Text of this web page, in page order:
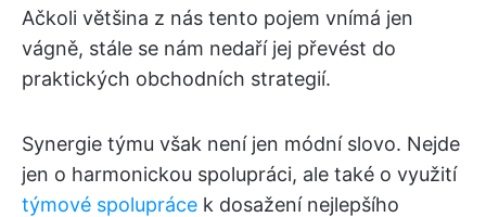
Ačkoli většina z nás tento pojem vnímá jen
vágně, stále se nám nedaří jej převést do
praktických obchodních strategií.
Synergie týmu však není jen módní slovo. Nejde
jen o harmonickou spolupráci, ale také o využití
týmové spolupráce k dosažení nejlepšího